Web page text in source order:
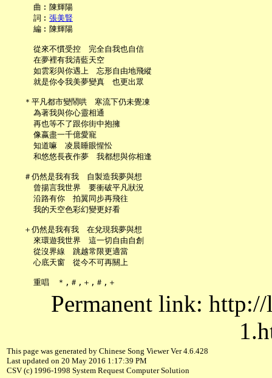
     曲︰陳輝陽
     詞︰
張美賢
     編︰陳輝陽
     從來不慣受控　完全自我也自信
     在夢裡有我清藍天空
     如雲彩與你遇上　忘形自由地飛縱
     就是你令我美夢變真　也更出眾
   ＊平凡都市變鬧哄　寒流下仍未覺凍
     為著我與你心靈相通
     再也等不了跟你街中抱擁
     像嬴盡一千億愛寵
     知道嘛　凌晨睡眼惺忪
     和悠悠長夜作夢　我都想與你相逢
   ＃仍然是我有我　自製造我夢與想
     曾揚言我世界　要衝破平凡狀況
     沿路有你　拍翼同步再飛往
     我的天空色彩幻變更好看
   ＋仍然是我有我　在兌現我夢與想
     來環遊我世界　這一切自由自創
     從沒界線　跳越常限更適當
     心底天窗　從今不可再關上
Permanent link:
This page was generated by Chinese Song Viewer Ver 4.6.428
Last updated on 20 May 2016 1:17:39 PM
CSV (c) 1996-1998 System Request Computer Solution